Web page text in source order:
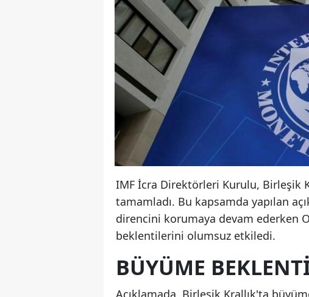
IMF İcra Direktörleri Kurulu, Birleşik
tamamladı. Bu kapsamda yapılan
direncini korumaya devam ederken
beklentilerini olumsuz etkiledi.
BÜYÜME
Açıklamada, Birleşik Krallık'ta